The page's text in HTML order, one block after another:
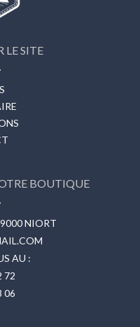
LE SITE
BOUTIQUE
NIORT
AU :
72
06